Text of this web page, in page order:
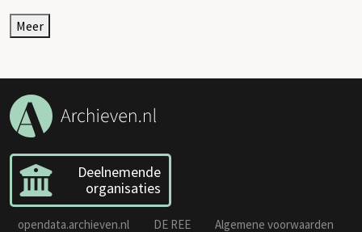
Meer
Deelnemende
organisaties
opendata.archieven.nl DE REE
Algemene voorwaarden